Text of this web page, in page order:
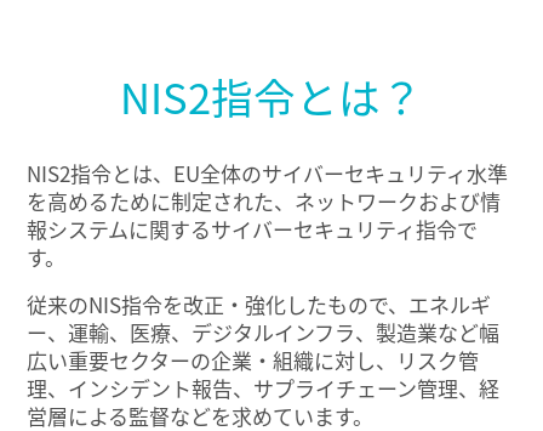
NIS2指令とは？
NIS2指令とは、EU全体のサイバーセキュリティ水準
を高めるために制定された、ネットワークおよび情
報システムに関するサイバーセキュリティ指令で
す。
従来のNIS指令を改正・強化したもので、エネルギ
ー、運輸、医療、デジタルインフラ、製造業など幅
広い重要セクターの企業・組織に対し、リスク管
理、インシデント報告、サプライチェーン管理、経
営層による監督などを求めています。